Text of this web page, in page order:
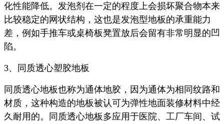
化性能降低。发泡剂在一定的程度上会损坏聚合物本来
比较稳定的网状结构，这也是发泡型地板的承重能力
差，例如手推车或桌椅板凳置放后会留有非常明显的凹
陷。
3、同质透心塑胶地板
同质透心地板也称为通体地胶，因为通体为相同纹路和
材质，这种构造的地板被认可为弹性地面装修材料中经
久耐用的。同质透心地板多应用于医院、工厂车间、试